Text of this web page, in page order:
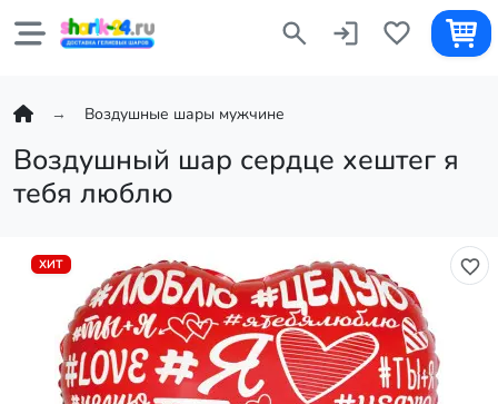
Воздушные шары мужчине
Воздушный шар сердце хештег я
тебя люблю
ХИТ